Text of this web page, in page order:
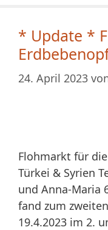
* Update *
24. April 2023
Flohmarkt für
Türkei & Syrien
und Anna-Maria
fand zum
19.4.2023 im 2.